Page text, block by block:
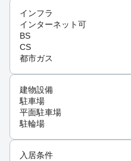
インフラ
インターネット可
BS
CS
都市ガス
建物設備
駐車場
平面駐車場
駐輪場
入居条件